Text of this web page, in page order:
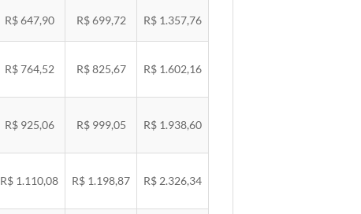
R$ 647,90 R$ 699,72 R$ 1.357,76
R$ 764,52 R$ 825,67 R$ 1.602,16
R$ 925,06 R$ 999,05 R$ 1.938,60
R$ 1.110,08 R$ 1.198,87 R$ 2.326,34